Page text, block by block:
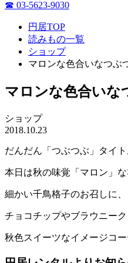
☎ 03-5623-9030
円居TOP
読みもの一覧
ショップ
マロンな色合いなつぶ
マロンな色合いな
ショップ
2018.10.23
だんだん「つぶつぶ」タイ
本日は秋の味覚「マロン」
細かい千鳥格子のお召しに、
チョコチップやブラウニー
秋色スイーツなイメージコー